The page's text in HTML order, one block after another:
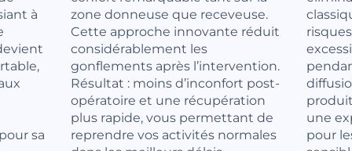
à
sa
zone donneuse que receveuse.
Cette approche innovante réduit
considérablement les
gonflements après l’intervention.
Résultat : moins d’inconfort post-
opératoire et une récupération
plus rapide, vous permettant de
reprendre vos activités normales
une
pour